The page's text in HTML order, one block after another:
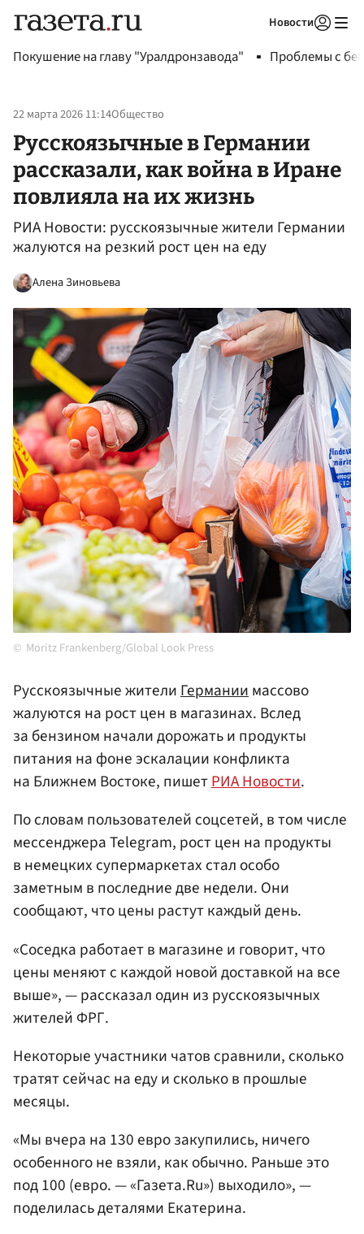
Новости
Покушение на главу "Уралдронзавода" Проблемы с
22 марта 2026 11:14Общество
Русскоязычные в Германии
рассказали, как война в Иране
повлияла на их жизнь
РИА Новости: русскоязычные жители Германии
жалуются на резкий рост цен на еду
Алена Зиновьева
Moritz Frankenberg/Global Look Press
Русскоязычные жителиГерманиимассово
жалуются на рост цен в магазинах. Вслед
за бензином начали дорожать и продукты
питания на фоне эскалации конфликта
на Ближнем Востоке, пишетРИА Новости.
По словам пользователей соцсетей, в том числе
мессенджера Telegram, рост цен на продукты
в немецких супермаркетах стал особо
заметным в последние две недели. Они
сообщают, что цены растут каждый день.
«Соседка работает в магазине и говорит, что
цены меняют с каждой новой доставкой на все
выше», — рассказал один из русскоязычных
жителей ФРГ.
Некоторые участники чатов сравнили, сколько
тратят сейчас на еду и сколько в прошлые
месяцы.
«Мы вчера на 130 евро закупились, ничего
особенного не взяли, как обычно. Раньше это
под 100 (евро. — «Газета.Ru») выходило», —
поделилась деталями Екатерина.